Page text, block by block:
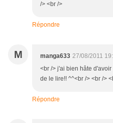
/> <br />
Répondre
M manga633 27/08/2011
<br /> j'ai bien hâte
de le lire!! ^^<br /> <br />
Répondre